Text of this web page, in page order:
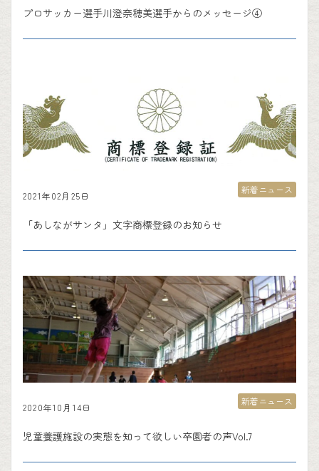
プロサッカー選手川澄奈穂美選手からのメッセージ④
2021年02月25日
「あしながサンタ」文字商標登録のお知らせ
新着ニュース
2020年10月14日
児童養護施設の実態を知って欲しい卒園者の声Vol.7
新着ニュース